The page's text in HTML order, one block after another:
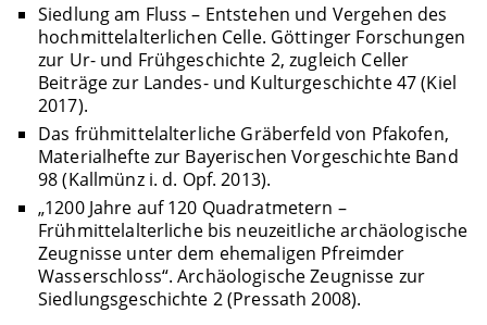
Siedlung am Fluss – Entstehen und Vergehen des
hochmittelalterlichen Celle. Göttinger Forschungen
zur Ur- und Frühgeschichte 2, zugleich Celler
Beiträge zur Landes- und Kulturgeschichte 47 (Kiel
2017).
Das frühmittelalterliche Gräberfeld von Pfakofen,
Materialhefte zur Bayerischen Vorgeschichte Band
98 (Kallmünz i. d. Opf. 2013).
„1200 Jahre auf 120 Quadratmetern –
Frühmittelalterliche bis neuzeitliche archäologische
Zeugnisse unter dem ehemaligen Pfreimder
Wasserschloss“. Archäologische Zeugnisse zur
Siedlungsgeschichte 2 (Pressath 2008).